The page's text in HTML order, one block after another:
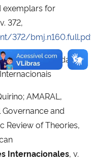
exemplars for
372,
372/
aplicada ao
AMARAL,
and
Review of Theories,
Internacionales, v.